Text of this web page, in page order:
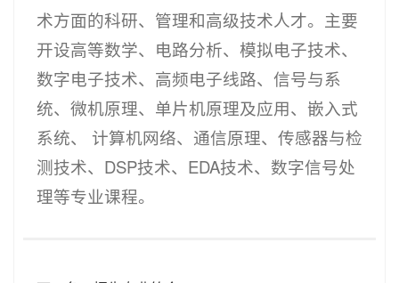
术方面的科研、管理和高级技术人才。主要
开设高等数学、电路分析、模拟电子技术、
数字电子技术、高频电子线路、信号与系
统、微机原理、单片机原理及应用、嵌入式
系统、 计算机网络、通信原理、传感器与检
测技术、DSP技术、EDA技术、数字信号处
理等专业课程。